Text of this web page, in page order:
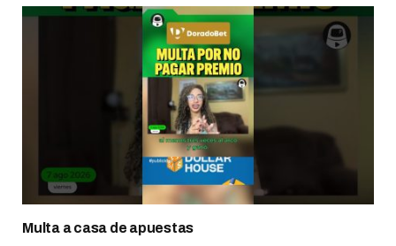
Multa a casa de apuestas